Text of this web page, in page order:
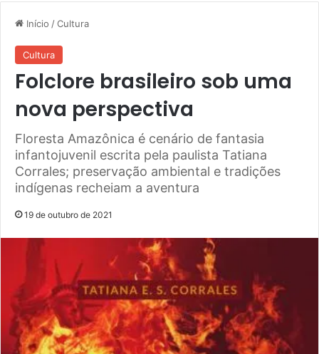
Início /Cultura
Cultura
Folclore brasileiro sob uma
nova perspectiva
Floresta Amazônica é cenário de fantasia
infantojuvenil escrita pela paulista Tatiana
Corrales; preservação ambiental e tradições
indígenas recheiam a aventura
19 de outubro de 2021